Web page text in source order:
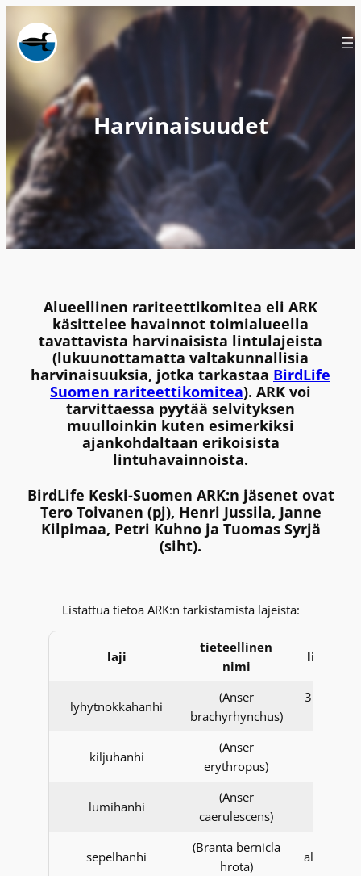
sisältöön
Harvinaisuudet
Alueellinen rariteettikomitea eli ARK
käsittelee havainnot toimialueella
tavattavista harvinaisista lintulajeista
(lukuunottamatta valtakunnallisia
harvinaisuuksia, jotka tarkastaa BirdLife
Suomen rariteettikomitea). ARK voi
tarvittaessa pyytää selvityksen
muulloinkin kuten esimerkiksi
ajankohdaltaan erikoisista
lintuhavainnoista.
BirdLife Keski-Suomen ARK:n jäsenet ovat
Tero Toivanen (pj), Henri Jussila, Janne
Kilpimaa, Petri Kuhno ja Tuomas Syrjä
(siht).
Listattua tietoa ARK:n tarkistamista lajeista:
laji
tieteellinen
nimi
lyhytnokkahanhi
(Anser
brachyrhynchus)
kiljuhanhi
(Anser
erythropus)
lumihanhi
(Anser
caerulescens)
sepelhanhi
(Branta bernicla
hrota)
alalaji